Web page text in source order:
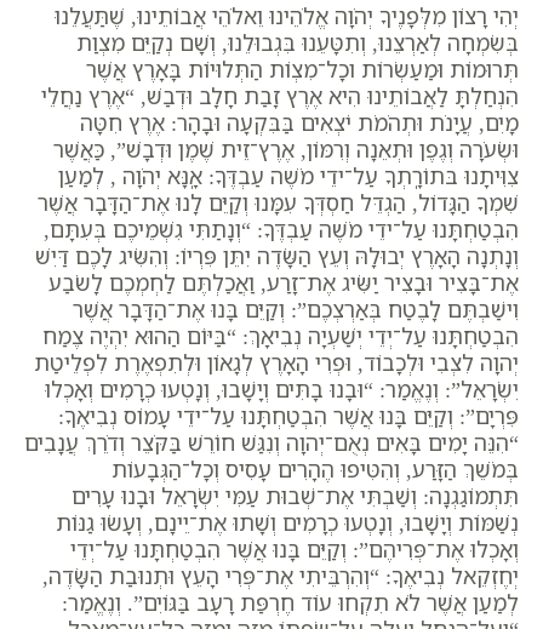
יְהִי רָצוֹן מִלְּפָנֶיךָ יְהֹוָה אֱלֹהֵינוּ וֵאלֹהֵי אֲבוֹתֵינוּ, שֶׁתַּעֲלֵנוּ
בְּשִׂמְחָה לְאַרְצֵנוּ, וְתִטָּעֵנוּ בִּגְבוּלֵנוּ, וְשָׁם נְקַיֵּם מִצְוַת
תְּרוּמוֹת וּמַעַשְׂרוֹת וכָל־מִצְוֹת הַתְּלוּיוֹת בָּאָרֶץ אֲשֶׁר
הִנְחַלְתָּ לַאֲבוֹתֵינוּ הִיא אֶרֶץ זָבַת חָלָב וּדְבַשׁ, “אֶרֶץ נַחֲלֵי
מָיִם, עֲיָנֹת וּתְהֹמֹת יֹצְאִים בַּבִּקְעָה וּבָהָר: אֶרֶץ חִטָּה
וּשְׂעֹרָה וְגֶפֶן וּתְאֵנָה וְרִמּוֹן, אֶרֶץ־זֵית שֶׁמֶן וּדְבָשׁ”, כַּאֲשֶׁר
צִוִּיתָנוּ בּתוֹרָֽתְךָ עַל־ידֵי מֹשֶׁה עַבְדֶּךָ: אָֽנָּא יְהֹוָה , לְמַעַן
שִׁמְךָ הַגָּדוֹל, הַגְדֵּל חַסְדְּךָ עִמָּנוּ וְקַיֵּם לָנוּ אֶת־הַדָּבָר אֲשֶׁר
הִבְטַחְתָּנוּ עַל־ידֵי מֹשֶׁה עַבְדֶּךָ: “וְנָתַתִּי גִשְׁמֵיכֶם בְּעִתָּם,
וְנָתְנָה הָאָרֶץ יְבוּלָהּ וְעֵץ הַשָּׂדֶה יִתֵּן פִּרְיוֹ: וְהִשִּׂיג לָכֶם דַּיִשׁ
אֶת־בָּצִיר וּבָצִיר יַשִּׂיג אֶת־זָרַע, וַאֲכַלְתֶּם לַחְמְכֶם לָשֹׂבַע
וִישַׁבְתֶּם לָבֶטַח בְּאַרְצְכֶם”: וְקַיֵּם בָּנוּ אֶת־הַדָּבָר אֲשֶׁר
הִבְטַחְתָּנוּ עַל־יְדֵי יְשַׁעְיָה נְבִיאָךְ: “בַּיּוֹם הַהוּא יִהְיֶה צֶמַח
יְהוָה לִצְבִי וּלְכָבוֹד, וּפְרִי הָאָרֶץ לְגָאוֹן וּלְתִפְאֶרֶת לִפְלֵיטַת
יִשְׂרָאֵל”: וְנֶאֱמַר: “וּבָנוּ בָתִּים וְיָשָׁבוּ, וְנָטְעוּ כְרָמִים וְאָכְלוּ
פִּרְיָם”: וְקַיֵּם בָּנוּ אֲשֶׁר הִבְטַחְתָּנוּ עַל־ידֵי עָמוֹס נְבִיאֶךָ:
“הִנֵּה יָמִים בָּאִים נְאֻם־יְהוָה וְנִגַּשׁ חוֹרֵשׁ בַּקֹּצֵר וְדֹרֵךְ עֲנָבִים
בְּמֹשֵׁךְ הַזָּרַע, וְהִטִּיפוּ הֶהָרִים עָסִיס וְכָל־הַגְּבָעוֹת
תִּתְמוֹגַגְנָה: וְשַׁבְתִּי אֶת־שְׁבוּת עַמִּי יִשְׂרָאֵל וּבָנוּ עָרִים
נְשַׁמּוֹת וְיָשָׁבוּ, וְנָטְעוּ כְרָמִים וְשָׁתוּ אֶת־יֵינָם, וְעָשׂוּ גַנּוֹת
וְאָכְלוּ אֶת־פְּרִיהֶם”: וְקַיֵּם בָּנוּ אֲשֶׁר הִבְטַחְתָּנוּ עַל־יְדֵי
יְחֶזְקֵאל נְבִיאֶךָ: “וְהִרְבֵּיתִי אֶת־פְּרִי הָעֵץ וּתְנוּבַת הַשָּׂדֶה,
לְמַעַן אֲשֶׁר לֹא תִקְחוּ עוֹד חֶרְפַּת רָעָב בַּגּוֹיִם”. וְנֶאֱמַר: